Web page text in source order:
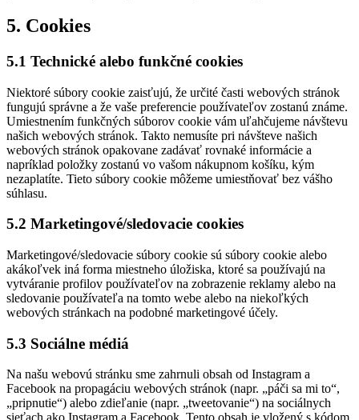
5. Cookies
5.1 Technické alebo funkčné cookies
Niektoré súbory cookie zaisťujú, že určité časti webových stránok
fungujú správne a že vaše preferencie používateľov zostanú známe.
Umiestnením funkčných súborov cookie vám uľahčujeme návštevu
našich webových stránok. Takto nemusíte pri návšteve našich
webových stránok opakovane zadávať rovnaké informácie a
napríklad položky zostanú vo vašom nákupnom košíku, kým
nezaplatíte. Tieto súbory cookie môžeme umiestňovať bez vášho
súhlasu.
5.2 Marketingové/sledovacie cookies
Marketingové/sledovacie súbory cookie sú súbory cookie alebo
akákoľvek iná forma miestneho úložiska, ktoré sa používajú na
vytváranie profilov používateľov na zobrazenie reklamy alebo na
sledovanie používateľa na tomto webe alebo na niekoľkých
webových stránkach na podobné marketingové účely.
5.3 Sociálne médiá
Na našu webovú stránku sme zahrnuli obsah od Instagram a
Facebook na propagáciu webových stránok (napr. „páči sa mi to“,
„pripnutie“) alebo zdieľanie (napr. „tweetovanie“) na sociálnych